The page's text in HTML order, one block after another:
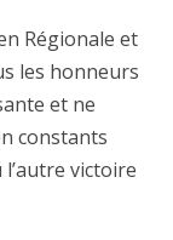
Régionale et
les honneurs
et ne
constants
victoire